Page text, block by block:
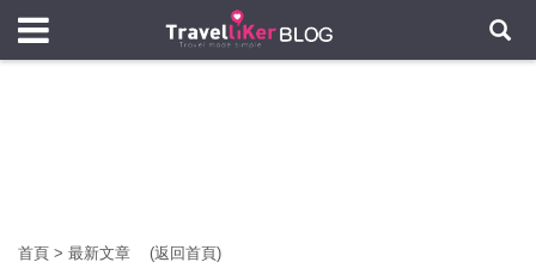
首頁 > 最新文章 (返回首頁)